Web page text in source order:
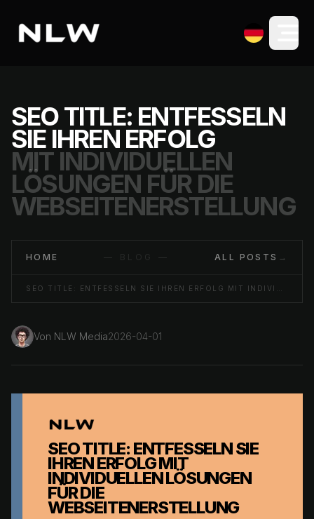
SEO TITLE: ENTFESSELN
SIE IHREN ERFOLG
MIT INDIVIDUELLEN
LÖSUNGEN FÜR DIE
WEBSEITENERSTELLUNG
HOME — BLOG — ALL POSTS →
Von NLW Media2026-04-01
SEO TITLE: ENTFESSELN SIE
IHREN ERFOLG MIT
INDIVIDUELLEN LÖSUNGEN
FÜR DIE
WEBSEITENERSTELLUNG